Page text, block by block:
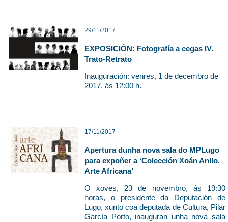
29/11/2017
EXPOSICIÓN: Fotografía a cegas IV.
Trato-Retrato
Inauguración: venres, 1 de decembro de
2017, ás 12:00 h.
17/11/2017
Apertura dunha nova sala do MPLugo
para expoñer a ‘Colección Xoán Anllo.
Arte Africana’
O xoves, 23 de novembro, ás 19:30
horas, o presidente da Deputación de
Lugo, xunto coa deputada de Cultura, Pilar
García Porto, inauguran unha nova sala